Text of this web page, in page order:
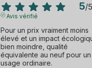
5/5
Avis vérifié
Pour un prix vraiment moins
élevé et un impact
bien moindre, qualité
équivalente au neuf pour un
usage ordinaire.